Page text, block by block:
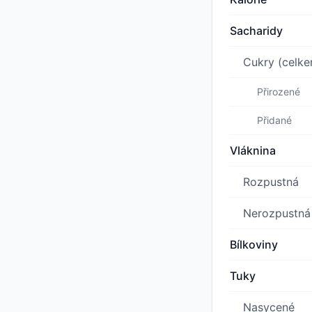
Sacharidy
Cukry
Přirozené
Přidané
Vláknina
Rozpustná
Nerozpustná
Bílkoviny
Tuky
Nasycené